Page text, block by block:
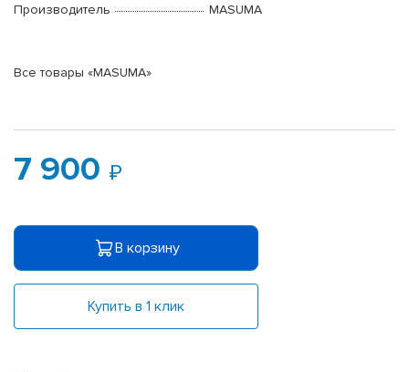
Производитель
MASUMA
Все товары «MASUMA»
7 900
В корзину
Купить в 1 клик